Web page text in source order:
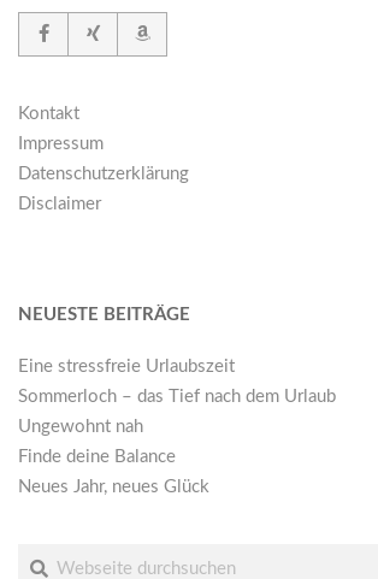
Kontakt
Impressum
Datenschutzerklärung
Disclaimer
NEUESTE BEITRÄGE
Eine stressfreie Urlaubszeit
Sommerloch – das Tief nach dem Urlaub
Ungewohnt nah
Finde deine Balance
Neues Jahr, neues Glück
Suche